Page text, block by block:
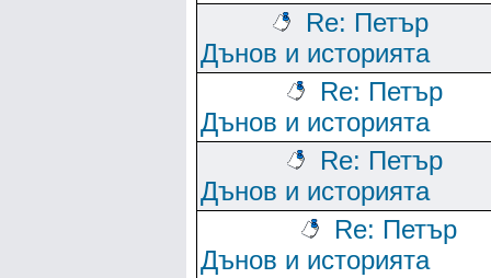
Re: Петър
Дънов и историята
Re: Петър
Дънов и историята
Re: Петър
Дънов и историята
Re: Петър
Дънов и историята